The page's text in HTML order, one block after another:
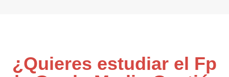
¿Quieres estudiar el Fp